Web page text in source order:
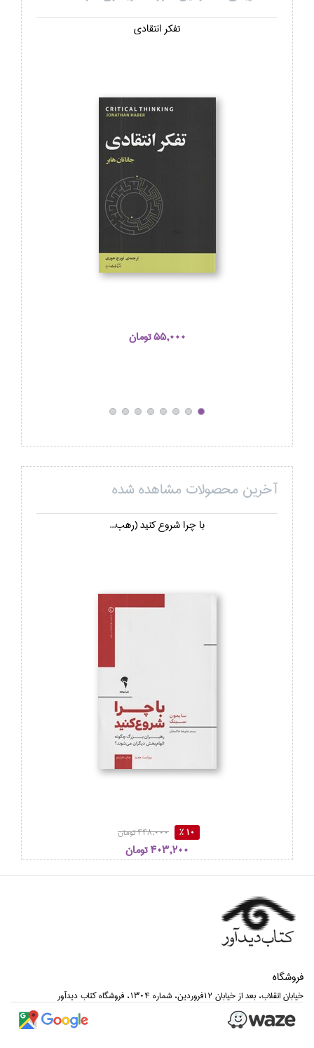
تفكر انتقادي
55,000 تومان
آخرین محصولات مشاهده شده
با چرا شروع كنيد (رهب...
10 % 448,000 تومان
403,200 تومان
فروشگاه
خيابان انقلاب، بعد از خيابان 12فروردين، شماره 1304، فروشگاه كتاب ديدآور